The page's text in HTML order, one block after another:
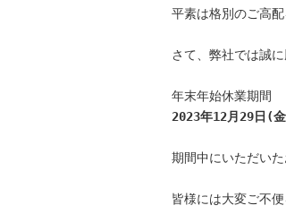
平素は格別のご高
さて、弊社では誠
2023年12月29日(
期間中にいただい
皆様には大変ご不